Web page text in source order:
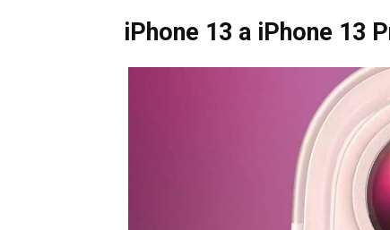
iPhone 13 a iPhone 13